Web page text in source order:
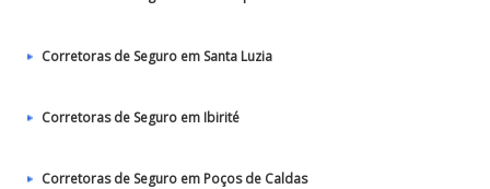
Corretoras de Seguro em Santa Luzia
Corretoras de Seguro em Ibirité
Corretoras de Seguro em Poços de Caldas